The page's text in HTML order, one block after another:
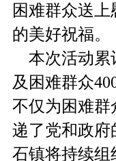
困难群众送
的美好祝福。
本次活动累
及困难群众
不仅为困难群
递了党和政府
石镇将持续组